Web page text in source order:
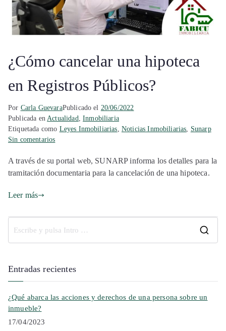
¿Cómo cancelar una hipoteca
en Registros Públicos?
Por Carla GuevaraPublicado el 20/06/2022
Publicada enActualidad,Inmobiliaria
Etiquetada como Leyes Inmobiliarias, Noticias Inmobiliarias, Sunarp
Sin comentarios
A través de su portal web, SUNARP informa los detalles para la
tramitación documentaria para la cancelación de una hipoteca.
Leer más
Entradas recientes
¿Qué abarca las acciones y derechos de una persona sobre un
inmueble?
17/04/2023